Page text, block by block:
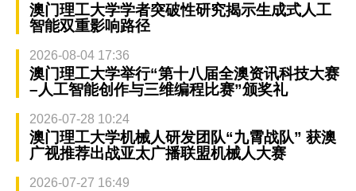
澳门理工大学学者突破性研究揭示生成式人工
智能双重影响路径
2026-08-04 17:36
澳门理工大学举行“第十八届全澳资讯科技大赛
–人工智能创作与三维编程比赛”颁奖礼
2026-07-28 10:24
澳门理工大学机械人研发团队“九霄战队” 获澳
广视推荐出战亚太广播联盟机械人大赛
2026-07-27 16:49